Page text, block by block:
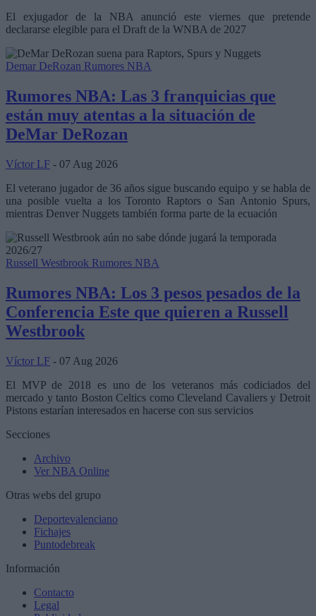
El exjugador de la NBA anunció este viernes que pretende
declararse elegible para el Draft de la WNBA de 2027
Demar DeRozan Rumores NBA
Rumores NBA: Las 3 franquicias que
están muy atentas a la situación de
DeMar DeRozan
Víctor LF - 07 Aug 2026
El veterano jugador de 36 años sigue buscando equipo y se habla de
una posible vuelta a los Toronto Raptors o San Antonio Spurs,
mientras Denver Nuggets también forma parte de la ecuación
Russell Westbrook Rumores NBA
Rumores NBA: Los 3 pesos pesados de la
Conferencia Este que quieren a Russell
Westbrook
Víctor LF - 07 Aug 2026
El MVP de 2018 es uno de los veteranos más codiciados del
mercado y tanto Boston Celtics como Cleveland Cavaliers y Detroit
Pistons estarían interesados en hacerse con sus servicios
Secciones
Archivo
Ver NBA Online
Otras webs del grupo
Deportevalenciano
Fichajes
Puntodebreak
Información
Contacto
Legal